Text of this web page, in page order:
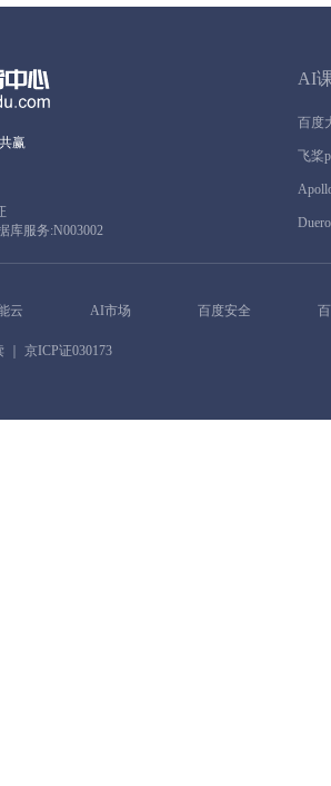
赢
库服务:N003002
AI
百度
飞桨
云 AI市场 百度安全
｜ 京ICP证030173